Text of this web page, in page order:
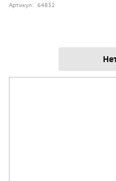
Артикул: 64832